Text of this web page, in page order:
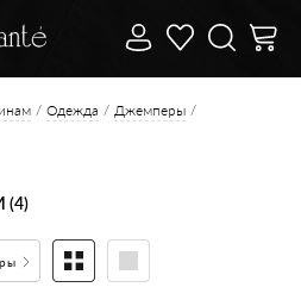
Одежда
Джемперы